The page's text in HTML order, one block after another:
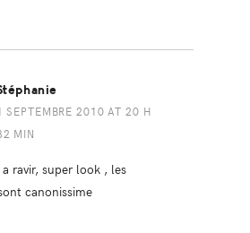
SEPTEMBRE 2010 AT 20 H
MIN
ravir, super look , les
canonissime